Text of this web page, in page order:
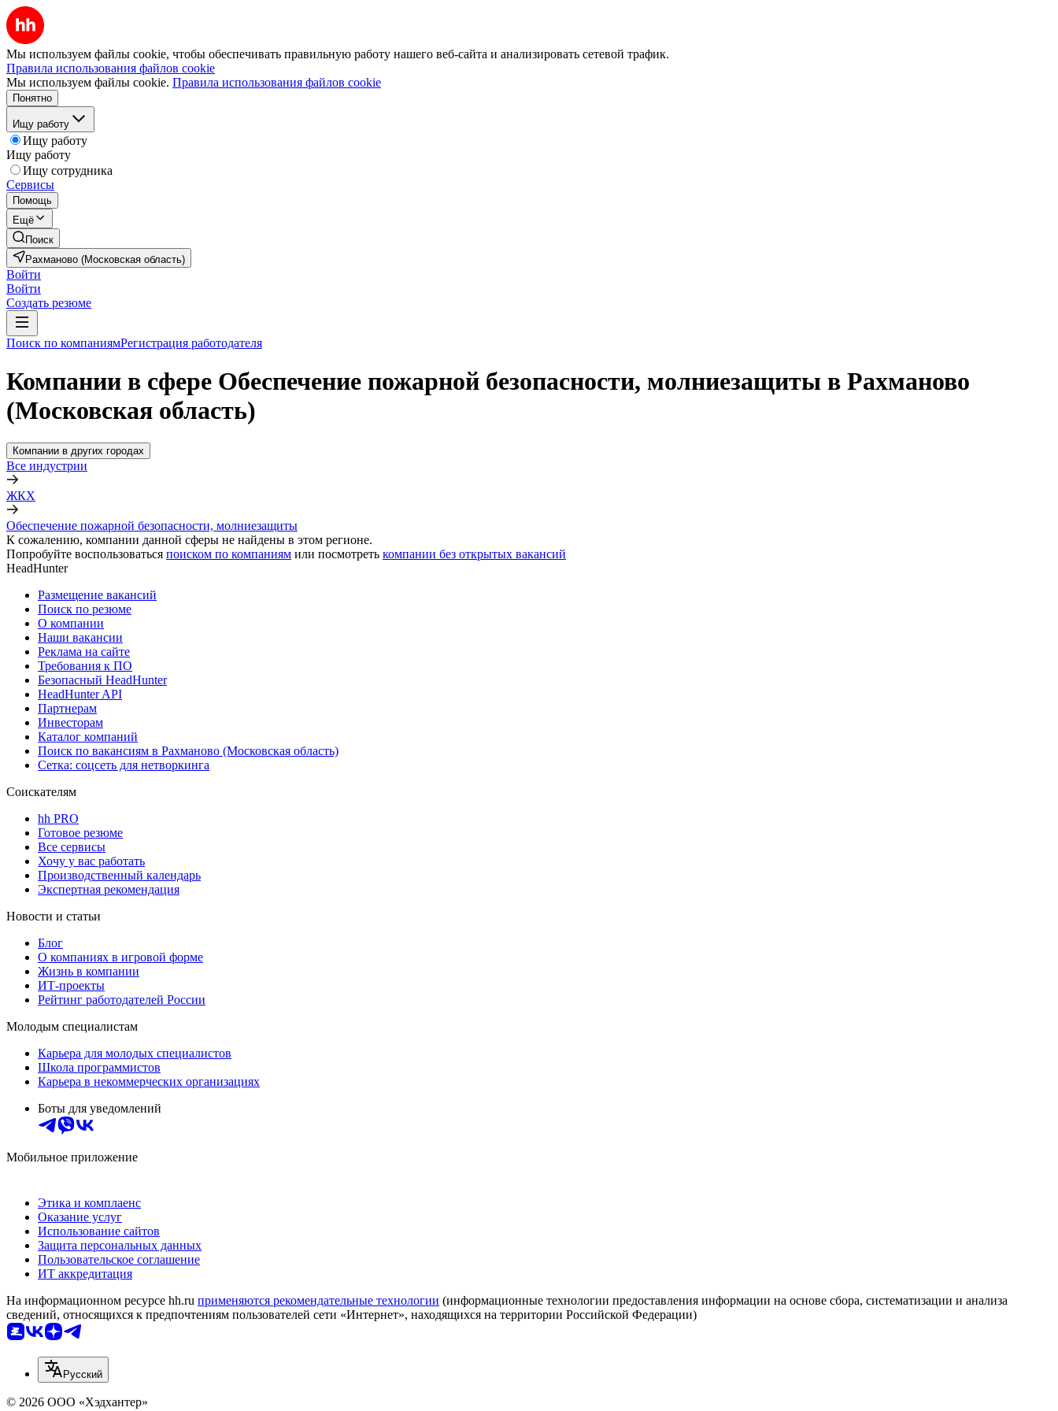
Мы используем файлы cookie, чтобы обеспечивать правильную работу нашего веб-сайта и анализировать сетевой трафик.
Правила использования файлов cookie
Мы используем файлы cookie. Правила использования файлов cookie
Понятно
Ищу работу
Ищу работу
Ищу работу
Ищу сотрудника
Сервисы
Помощь
Ещё
Поиск
Рахманово (Московская область)
Войти
Войти
Создать резюме
Поиск по компаниямРегистрация работодателя
Компании в сфере Обеспечение пожарной безопасности, молниезащиты в Рахманово
(Московская область)
Компании в других городах
Все индустрии
ЖКХ
Обеспечение пожарной безопасности, молниезащиты
К сожалению, компании данной сферы не найдены в этом регионе.
Попробуйте воспользоваться поиском по компаниям или посмотреть компании без открытых вакансий
HeadHunter
Размещение вакансий
Поиск по резюме
О компании
Наши вакансии
Реклама на сайте
Требования к ПО
Безопасный HeadHunter
HeadHunter API
Партнерам
Инвесторам
Каталог компаний
Поиск по вакансиям в Рахманово (Московская область)
Сетка: соцсеть для нетворкинга
Соискателям
hh PRO
Готовое резюме
Все сервисы
Хочу у вас работать
Производственный календарь
Экспертная рекомендация
Новости и статьи
Блог
О компаниях в игровой форме
Жизнь в компании
ИТ-проекты
Рейтинг работодателей России
Молодым специалистам
Карьера для молодых специалистов
Школа программистов
Карьера в некоммерческих организациях
Боты для уведомлений
Мобильное приложение
Этика и комплаенс
Оказание услуг
Использование сайтов
Защита персональных данных
Пользовательское соглашение
ИТ аккредитация
На информационном ресурсе hh.ru применяются рекомендательные технологии (информационные технологии предоставления информации на основе сбора, систематизации и анализа
сведений, относящихся к предпочтениям пользователей сети «Интернет», находящихся на территории Российской Федерации)
Русский
© 2026 ООО «Хэдхантер»